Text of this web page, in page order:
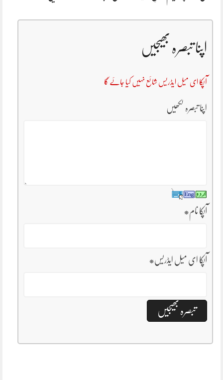
اپنا تبصرہ بھیجیں
آپکا ای میل ایڈریس شائع نہیں کیا جائے گا
اپنا تبصرہ لکھیں
آپکا نام*
آپکا ای میل ایڈریس*